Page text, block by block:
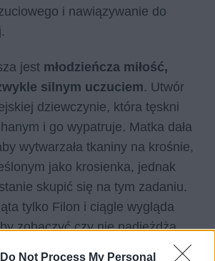
Do Not Process My Personal
i nawiązywanie do
jest młodzieńcza miłość,
silnym uczuciem. Utwór
dziewczynie, która tęskni
i go wypatruje. Matka dała
wytwarzała tkaniny na krośnie,
jako krosienka, jednak
skupić się na tym zadaniu.
tylko Filon i ciągle wygląda
zobaczyć czy nie nadjeżdża.